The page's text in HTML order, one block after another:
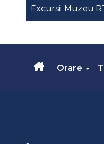
Excursii Muzeu
Orare